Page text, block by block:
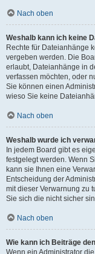
Nach oben
Weshalb kann ich keine
Rechte für Dateianhänge
vergeben werden. Die
erlaubt, Dateianhänge in
verfassen möchten, oder
Sie können einen
wieso Sie keine
Nach oben
Weshalb wurde ich
In jedem Board gibt es
festgelegt werden. Wenn
kann sie Ihnen eine
Entscheidung der
mit dieser Verwarnung zu
Sie sich die nicht sicher
Nach oben
Wie kann ich Beiträge
Wenn ein Administrator